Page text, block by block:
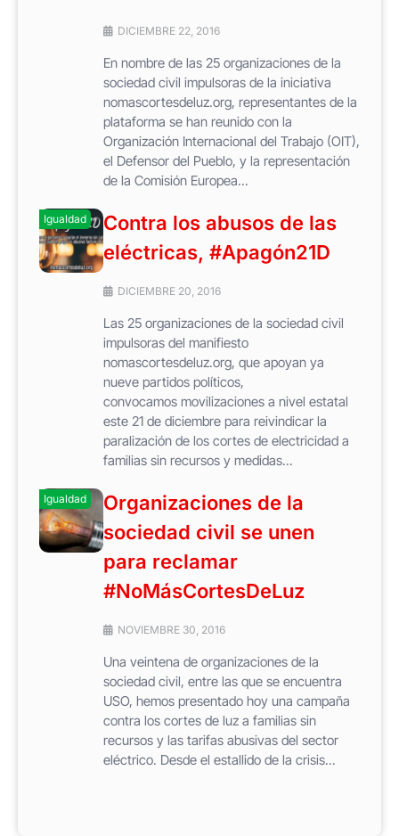
DICIEMBRE 22, 2016
En nombre de las 25 organizaciones de la
sociedad civil impulsoras de la iniciativa
nomascortesdeluz.org, representantes de la
plataforma se han reunido con la
Organización Internacional del Trabajo (OIT),
el Defensor del Pueblo, y la representación
de la Comisión Europea...
Igualdad
Contra los abusos de las
eléctricas, #Apagón21D
DICIEMBRE 20, 2016
Las 25 organizaciones de la sociedad civil
impulsoras del manifiesto
nomascortesdeluz.org, que apoyan ya
nueve partidos políticos,
convocamos movilizaciones a nivel estatal
este 21 de diciembre para reivindicar la
paralización de los cortes de electricidad a
familias sin recursos y medidas...
Igualdad
Organizaciones de la
sociedad civil se unen
para reclamar
#NoMásCortesDeLuz
NOVIEMBRE 30, 2016
Una veintena de organizaciones de la
sociedad civil, entre las que se encuentra
USO, hemos presentado hoy una campaña
contra los cortes de luz a familias sin
recursos y las tarifas abusivas del sector
eléctrico. Desde el estallido de la crisis...